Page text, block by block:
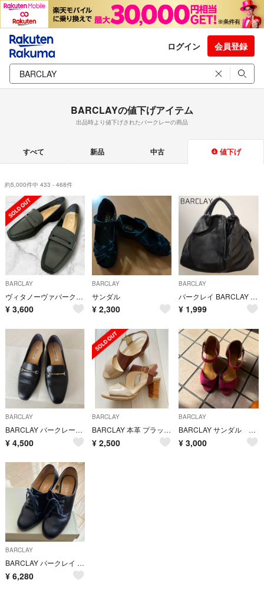
ログイン 会員登録
BARCLAYの値下げアイテム
出品時より値下げされたバークレーの商品
すべて 新品 中古 値下げ
約5,000件中 433 - 468件
BARCLAY
ヴィタノーヴァバークレー コインローファースリッポン ブラック黒 スクエアトゥ
¥ 3,600
BARCLAY
サンダル
¥ 2,300
BARCLAY
バークレイ BARCLAY ハンドバッグ ショルダーバッグ レディース 黒
¥ 1,999
BARCLAY
BARCLAY バークレーソフトスクエアトゥビットモチーフ ローファーパンプス
¥ 4,500
BARCLAY
BARCLAY 本革 プラットフォーム サンダル 24cm 日本製 バークレー
¥ 2,500
BARCLAY
BARCLAY サンダル Ｍサイズ ピンク
¥ 3,000
BARCLAY
BARCLAY バークレイ パンプス 22cm
¥ 6,280